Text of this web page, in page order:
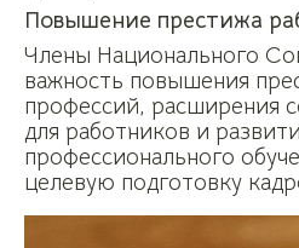
Повышение престижа
Члены Национального
важность повышения
профессий, расширения
для работников и
профессионального
целевую подготовку